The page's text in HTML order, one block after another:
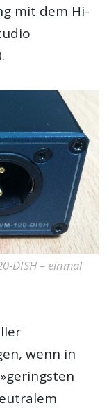
mit dem Hi-
DISH – einmal
wenn in